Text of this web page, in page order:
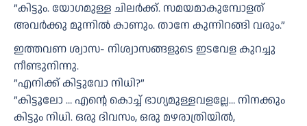
”കിട്ടും. യോഗമുള്ള ചിലർക്ക്. സമയമാകുമ്പോളത്
അവർക്കു മുന്നിൽ കാണും. താനേ കുന്നിറങ്ങി വരും.”
ഇത്തവണ ശ്വാസ- നിശ്വാസങ്ങളുടെ ഇടവേള കുറച്ചു
നീണ്ടുനിന്നു.
”എനിക്ക് കിട്ടുവോ നിധി?”
”കിട്ടൂലോ … എന്റെ കൊച്ച് ഭാഗ്യമുള്ളവളല്ലേ… നിനക്കും
കിട്ടും നിധി. ഒരു ദിവസം, ഒരു മഴരാത്രിയിൽ,